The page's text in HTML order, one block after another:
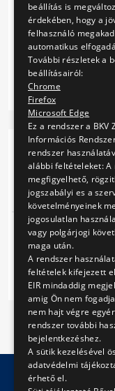
Cím
Előző
beállítás is
érdekében, hogy a
felhasználó
automatikus
További részletek a
beállításairól:
Chrome
Firefox
Microsoft Edge
Ez a rendszer a BKV
Információs
rendszer
alábbi feltételeket: A
megfigyelhető,
jogszabályi es a
követelményeinek
jogosulatlan
vagy polgárjogi
maga után.
A rendszer
feltételek kifejezett
EIR mindaddig
amig Ön nem
nem hajt végre
rendszer további
bejelentkezéshez.
A sütik kezelésével
adatvédelmi
érhető el.